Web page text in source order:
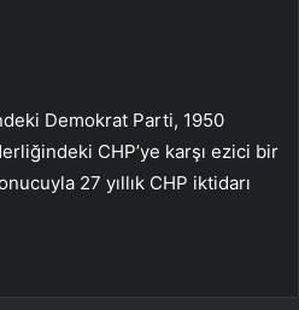
Demokrat Parti, 1950
CHP’ye karşı ezici bir
27 yıllık CHP iktidarı